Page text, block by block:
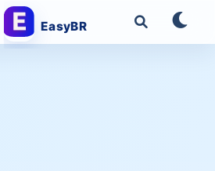
EasyBR